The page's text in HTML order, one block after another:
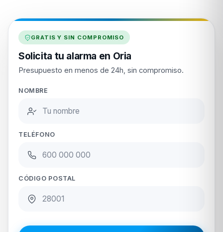
GRATIS Y SIN COMPROMISO
Solicita tu alarma en Oria
Presupuesto en menos de 24h, sin compromiso.
NOMBRE
TELÉFONO
CÓDIGO POSTAL